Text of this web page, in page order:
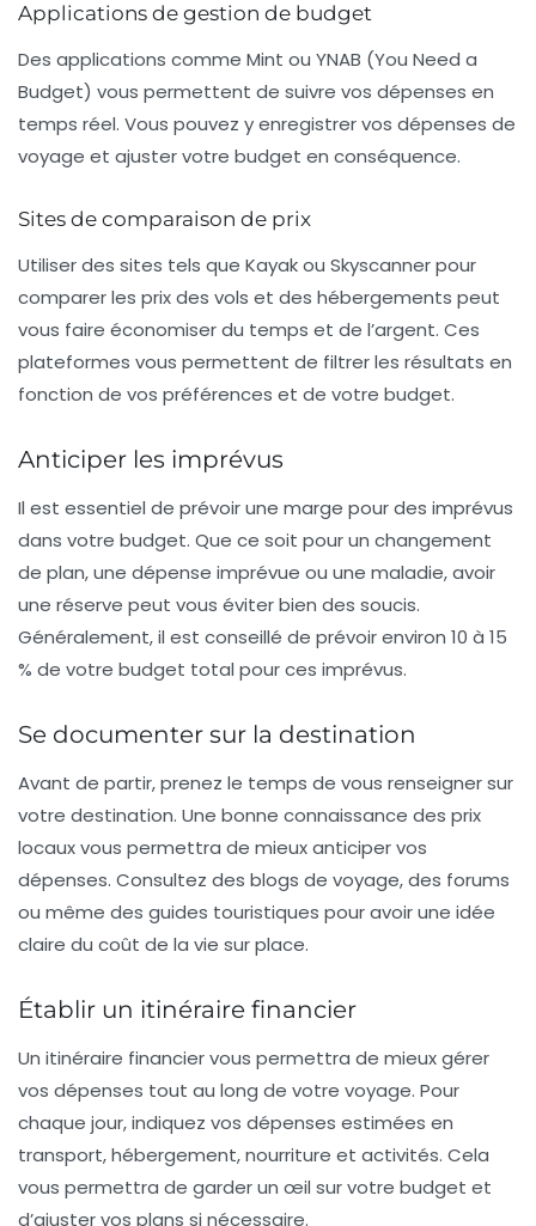
Applications de gestion de budget
Des applications comme Mint ou YNAB (You Need a
Budget) vous permettent de suivre vos dépenses en
temps réel. Vous pouvez y enregistrer vos dépenses de
voyage et ajuster votre budget en conséquence.
Sites de comparaison de prix
Utiliser des sites tels que Kayak ou Skyscanner pour
comparer les prix des vols et des hébergements peut
vous faire économiser du temps et de l’argent. Ces
plateformes vous permettent de filtrer les résultats en
fonction de vos préférences et de votre budget.
Anticiper les imprévus
Il est essentiel de prévoir une marge pour des imprévus
dans votre budget. Que ce soit pour un changement
de plan, une dépense imprévue ou une maladie, avoir
une réserve peut vous éviter bien des soucis.
Généralement, il est conseillé de prévoir environ 10 à 15
% de votre budget total pour ces imprévus.
Se documenter sur la destination
Avant de partir, prenez le temps de vous renseigner sur
votre destination. Une bonne connaissance des prix
locaux vous permettra de mieux anticiper vos
dépenses. Consultez des blogs de voyage, des forums
ou même des guides touristiques pour avoir une idée
claire du coût de la vie sur place.
Établir un itinéraire financier
Un itinéraire financiervous permettra de mieux gérer
vos dépenses tout au long de votre voyage. Pour
chaque jour, indiquez vos dépenses estimées en
transport, hébergement, nourriture et activités. Cela
vous permettra de garder un œil sur votre budget et
d’ajuster vos plans si nécessaire.